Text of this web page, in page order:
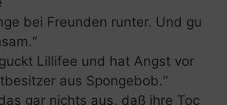
bei Freunden runter. Und gu
Lillifee und hat Angst vor
aus Spongebob.“
gar nichts aus, daß ihre Toc